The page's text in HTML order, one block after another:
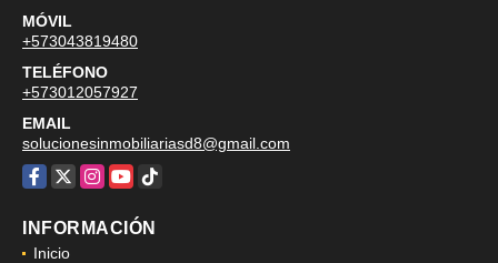
MÓVIL
+573043819480
TELÉFONO
+573012057927
EMAIL
solucionesinmobiliariasd8@gmail.com
Facebook
X Instagram
YouTube
TikTok
INFORMACIÓN
Inicio